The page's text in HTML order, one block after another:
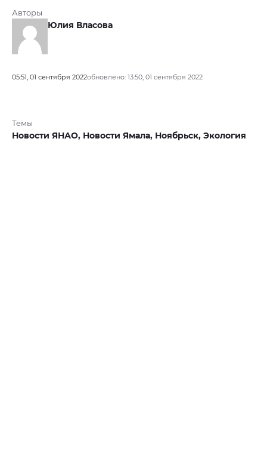
Авторы
Юлия Власова
05:51, 01 сентября 2022обновлено: 13:50, 01 сентября 2022
Темы
Новости ЯНАО, Новости Ямала, Ноябрьск, Экология